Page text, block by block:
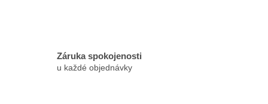
Záruka spokojenosti
u každé objednávky